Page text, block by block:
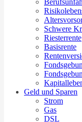
Schwere
Riesterrente
Basisrente
Geld und Sparen
Strom
Gas
DSL